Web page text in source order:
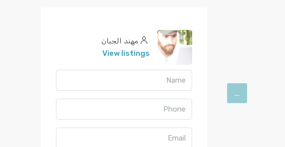
مهند الجبان
View listings